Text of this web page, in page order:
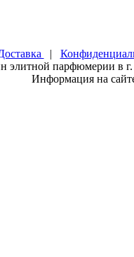
|
элитной парфюмерии в
Информация на